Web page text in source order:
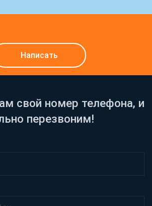
Написать
свой номер телефона, и
перезвоним!